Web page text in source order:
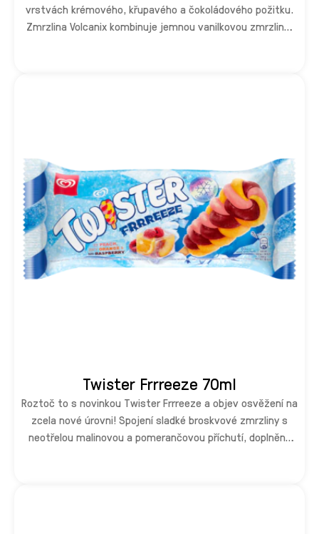
vrstvách krémového, křupavého a čokoládového požitku.
Zmrzlina Volcanix kombinuje jemnou vanilkovou zmrzlinu,
Twister Frrreeze 70ml
Roztoč to s novinkou Twister Frrreeze a objev osvěžení na
zcela nové úrovni! Spojení sladké broskvové zmrzliny s
neotřelou malinovou a pomerančovou příchutí, doplněné